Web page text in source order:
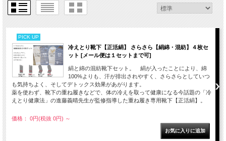
PICK UP
冷えとり靴下【正活絹】 さらさら【絹綿・混紡】４枚セ
ット [メール便は１セットまで可]
絹と綿の混紡靴下セット。 絹が入ったことにより、綿
100%よりも、汗が排出されやすく、さらさらとしていつ
も気持ちよく、そしてデトックス効果があがります。
薬を使わず、靴下の重ね履きなどで、体の冷えを取って健康になる今話題の「冷
えとり健康法」の進藤義晴先生が監修指導した重ね履き専用靴下【正活絹】。
価格： 0円(税抜 0円) ～